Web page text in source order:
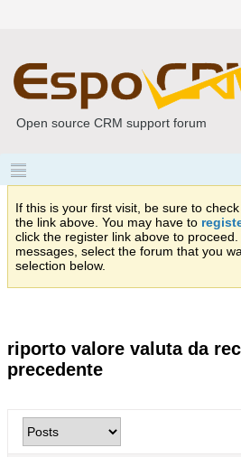
Open source CRM support forum
If this is your first visit, be sure to
the link above. You may have to
click the register link above to proceed.
messages, select the forum that you
selection below.
riporto valore valuta da
precedente